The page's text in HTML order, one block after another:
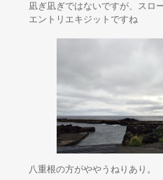
凪ぎ凪ぎではないですが、スロ
エントリエキジットですね
八重根の方がややうねりあり。